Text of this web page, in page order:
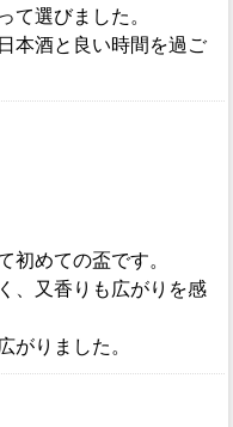
て選びました。
本酒と良い時間を過ご
初めての盃です。
、又香りも広がりを感
がりました。